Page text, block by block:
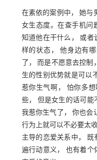
在素依的案例中， 她与
女生态度。在查手机问
知道他在干什么， 或者
样的状态， 他身边有
了， 而是不愿意去控
生的性别优势就是可以
惹你生气啊， 怕你多
些， 但是女生的话可能
我惹你生气了， 你也会
行为上就可以不必要太
主导的恋爱关系中，
遍行动意义， 也有着个